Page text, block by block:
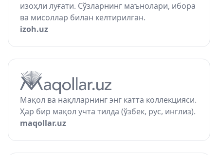
изоҳли луғати. Сўзларнинг маънолари, ибора
ва мисоллар билан келтирилган.
izoh.uz
Мақол ва нақлларнинг энг катта коллекцияси.
Ҳар бир мақол учта тилда (ўзбек, рус, инглиз).
maqollar.uz